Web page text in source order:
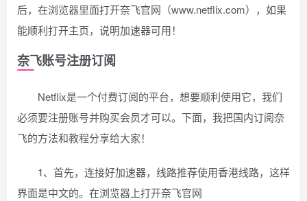
后，在浏览器里面打开奈飞官网（www.netflix.com），如果
能顺利打开主页，说明加速器可用！
奈飞账号注册订阅
Netflix是一个付费订阅的平台，想要顺利使用它，我们
必须要注册账号并购买会员才可以。下面，我把国内订阅奈
飞的方法和教程分享给大家！
1、首先，连接好加速器，线路推荐使用香港线路，这样
界面是中文的。在浏览器上打开奈飞官网